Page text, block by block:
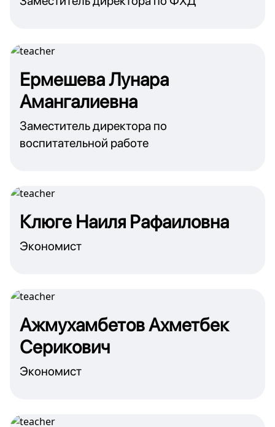
Ермешева Лунара
Амангалиевна
Заместитель директора по
воспитательной работе
Клюге Наиля Рафаиловна
Экономист
Ажмухамбетов Ахметбек
Серикович
Экономист